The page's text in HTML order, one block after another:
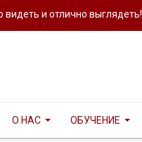
и отлично выглядеть!
О НАС ОБУЧЕНИЕ